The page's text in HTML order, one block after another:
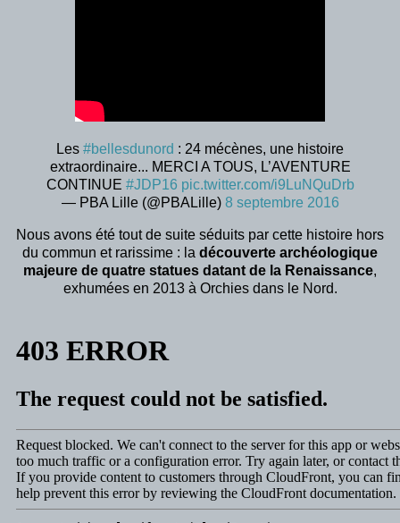
Les #bellesdunord : 24 mécènes, une histoire
extraordinaire... MERCI A TOUS, L’AVENTURE
CONTINUE #JDP16 pic.twitter.com/i9LuNQuDrb
— PBA Lille (@PBALille) 8 septembre 2016
Nous avons été tout de suite séduits par cette histoire hors
du commun et rarissime : la découverte archéologique
majeure de quatre statues datant de la Renaissance,
exhumées en 2013 à Orchies dans le Nord.